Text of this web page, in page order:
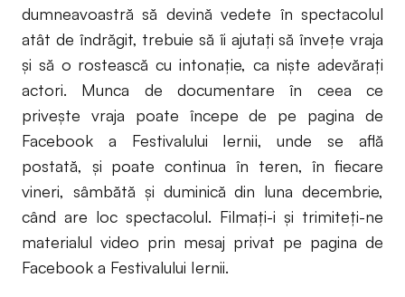
dumneavoastră să devină vedete în spectacolul
atât de îndrăgit, trebuie să îi ajutaţi să înveţe vraja
şi să o rostească cu intonaţie, ca nişte adevăraţi
actori. Munca de documentare în ceea ce
priveşte vraja poate începe de pe pagina de
Facebook a Festivalului Iernii, unde se află
postată, şi poate continua în teren, în fiecare
vineri, sâmbătă şi duminică din luna decembrie,
când are loc spectacolul. Filmaţi-i şi trimiteţi-ne
materialul video prin mesaj privat pe pagina de
Facebook a Festivalului Iernii.